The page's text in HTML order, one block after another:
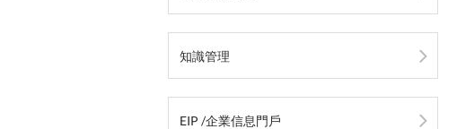
知識管理
EIP /企業信息門戶